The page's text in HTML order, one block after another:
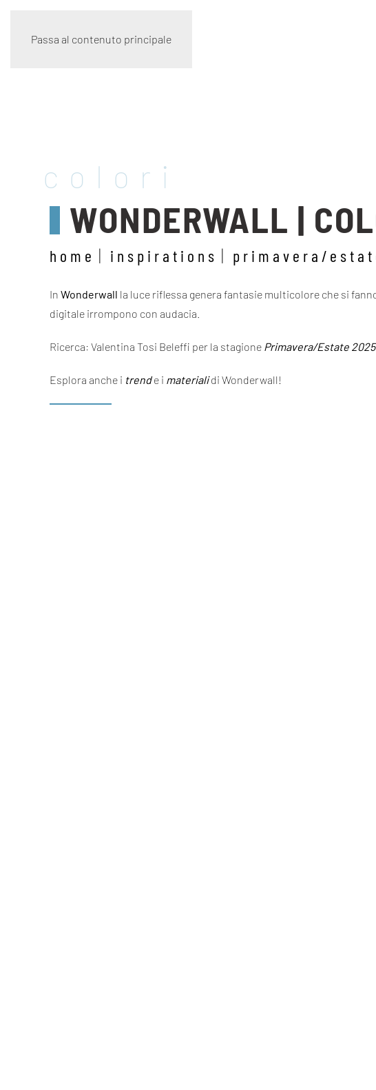
Passa al contenuto principale
colori
WONDERWALL |
home inspirations primavera/
In Wonderwall la luce riflessa genera fantasie multicolore che si
digitale irrompono con audacia.
Ricerca: Valentina Tosi Beleffi per la stagione Primavera/Estate 2025.
Esplora anche i trend e i materiali di Wonderwall!